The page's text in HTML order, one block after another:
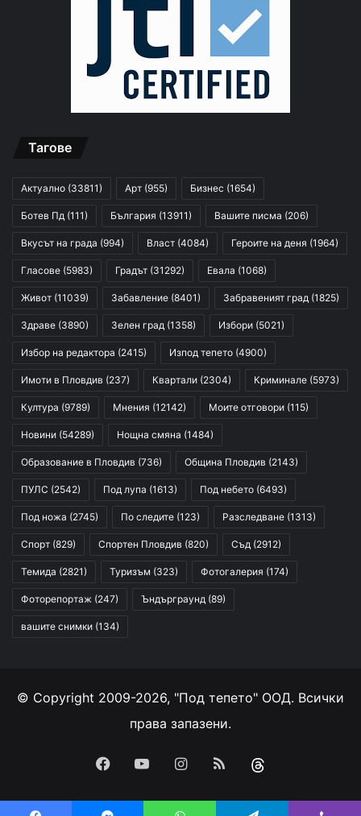
Тагове
Актуално (33811) Арт (955) Бизнес (1654)
Ботев Пд (111) България (13911) Вашите писма (206)
Вкусът на града (994) Власт (4084) Героите на деня (1964)
Гласове (5983) Градът (31292) Евала (1068)
Живот (11039) Забавление (8401) Забравеният град (1825)
Здраве (3890) Зелен град (1358) Избори (5021)
Избор на редактора (2415) Изпод тепето (4900)
Имоти в Пловдив (237) Квартали (2304) Криминале (5973)
Култура (9789) Мнения (12142) Моите отговори (115)
Новини (54289) Нощна смяна (1484)
Образование в Пловдив (736) Община Пловдив (2143)
ПУЛС (2542) Под лупа (1613) Под небето (6493)
Под ножа (2745) По следите (123) Разследване (1313)
Спорт (829) Спортен Пловдив (820) Съд (2912)
Темида (2821) Туризъм (323) Фотогалерия (174)
Фоторепортаж (247) Ъндърграунд (89)
вашите снимки (134)
© Copyright 2009-2026, "Под тепето" ООД. Всички
права запазени.
Facebook
YouTubeInstagram
RSS